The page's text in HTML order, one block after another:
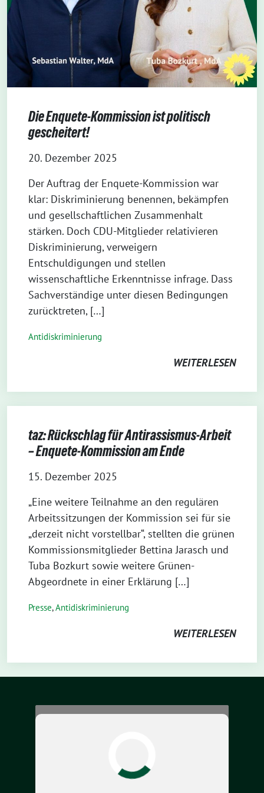
Die Enquete-Kommission ist politisch
gescheitert!
20. Dezember 2025
Der Auftrag der Enquete-Kommission war
klar: Diskriminierung benennen, bekämpfen
und gesellschaftlichen Zusammenhalt
stärken. Doch CDU-Mitglieder relativieren
Diskriminierung, verweigern
Entschuldigungen und stellen
wissenschaftliche Erkenntnisse infrage. Dass
Sachverständige unter diesen Bedingungen
zurücktreten, […]
Antidiskriminierung
WEITERLESEN
taz: Rückschlag für Antirassismus-Arbeit
– Enquete-Kommission am Ende
15. Dezember 2025
„Eine weitere Teilnahme an den regulären
Arbeitssitzungen der Kommission sei für sie
„derzeit nicht vorstellbar“, stellten die grünen
Kommissionsmitglieder Bettina Jarasch und
Tuba Bozkurt sowie weitere Grünen-
Abgeordnete in einer Erklärung […]
Presse,Antidiskriminierung
WEITERLESEN